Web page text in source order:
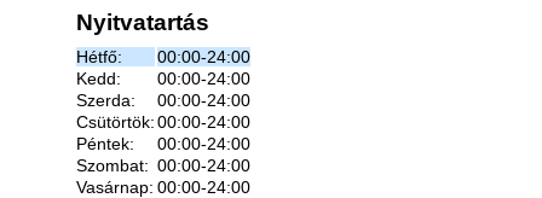
Nyitvatartás
Hétfő:
00:00-24:00
Kedd:
00:00-24:00
Szerda:
00:00-24:00
Csütörtök:00:00-24:00
Péntek:
00:00-24:00
Szombat: 00:00-24:00
Vasárnap: 00:00-24:00